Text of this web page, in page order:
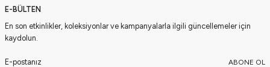
E-BÜLTEN
En son etkinlikler, koleksiyonlar ve kampanyalarla ilgili güncellemeler için
kaydolun.
ABONE OL